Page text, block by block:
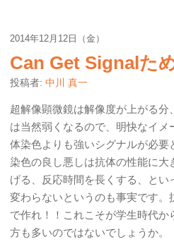
2014年12月12日（金）
Can Get Signalた
投稿者: 中川 真一
超解像顕微鏡は解像度が上がる
は当然弱くなるので、明快なイ
体染色よりも強いシグナルが必
染色の良し悪しは抗体の性能に大
げる、反応時間を長くする、とい
変わらないというのも事実です。
で作れ！！これこそが学生時代か
方も多いのではないでしょうか。